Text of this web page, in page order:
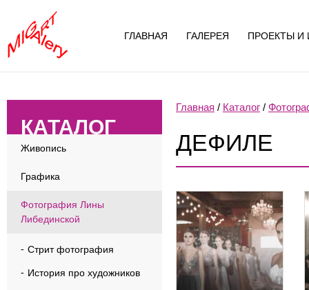
ГЛАВНАЯ ГАЛЕРЕЯ ПРОЕКТЫ И
КАТАЛОГ
Живопись
Графика
Фотография Лины
Либединской
Стрит фотография
История про художников
Главная / Каталог /
ДЕФИЛЕ